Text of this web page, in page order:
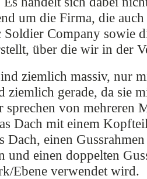
um die Firma, die
Soldier Company sowie
über die wir in der
ziemlich massiv, nur
ziemlich gerade, da sie
sprechen von mehreren
Dach mit einem
Dach, einen
und einen doppelten
Ebene verwendet wird.